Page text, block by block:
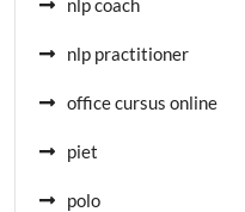
nlp coach
nlp practitioner
office cursus online
piet
polo